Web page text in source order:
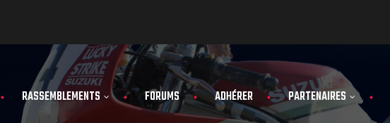
RASSEMBLEMENTS FORUMS ADHÉRER PARTENAIRES